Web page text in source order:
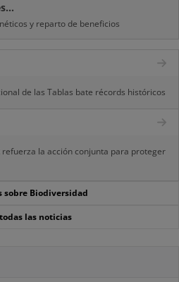
y reparto de beneficios
de las Tablas bate récords históricos
refuerza la acción conjunta para proteger
sobre Biodiversidad
las noticias